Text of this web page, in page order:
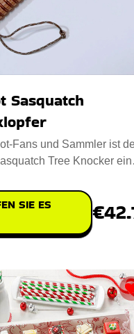
Sasquatch
Fans und Sammler ist
Tree Knocker ein
SIE ES